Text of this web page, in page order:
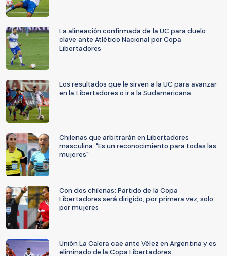
La alineación confirmada de la UC para duelo
clave ante Atlético Nacional por Copa
Libertadores
Los resultados que le sirven a la UC para avanzar
en la Libertadores o ir a la Sudamericana
Chilenas que arbitrarán en Libertadores
masculina: "Es un reconocimiento para todas las
mujeres"
Con dos chilenas: Partido de la Copa
Libertadores será dirigido, por primera vez, solo
por mujeres
Unión La Calera cae ante Vélez en Argentina y es
eliminado de la Copa Libertadores